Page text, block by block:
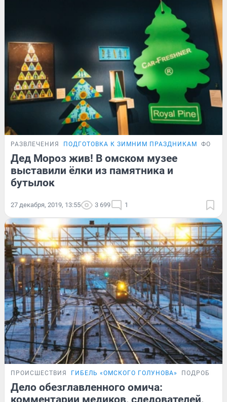
РАЗВЛЕЧЕНИЯ ПОДГОТОВКА К ЗИМНИМ ПРАЗДНИКАМ
Дед Мороз жив! В омском музее
выставили ёлки из памятника и
бутылок
27 декабря, 2019, 13:55 3 699 1
ПРОИСШЕСТВИЯ ГИБЕЛЬ «ОМСКОГО ГОЛУНОВА»
Дело обезглавленного омича:
комментарии медиков, следователей,